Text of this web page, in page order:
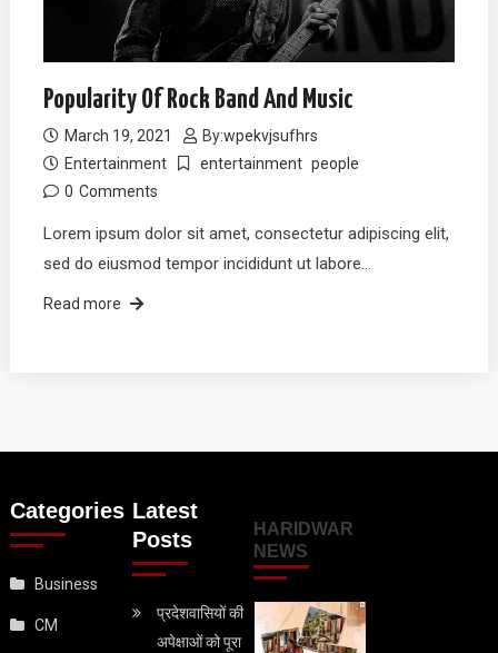
Popularity Of Rock Band And Music
March 19, 2021 By:wpekvjsufhrs
Entertainment
entertainment people
0 Comments
Lorem ipsum dolor sit amet, consectetur adipiscing elit,
sed do eiusmod tempor incididunt ut labore…
Read more
Categories
Business
CM
Latest
Posts
प्रदेशवासियों की
अपेक्षाओं को पूरा
HARIDWAR
NEWS